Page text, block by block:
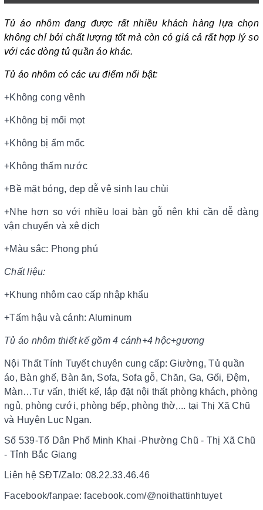
Tủ áo nhôm đang được rất nhiều khách hàng lựa chọn
không chỉ bởi chất lượng tốt mà còn có giá cả rất hợp lý so
với các dòng tủ quần áo khác.
Tủ áo nhôm có các ưu điểm nổi bật:
+Không cong vênh
+Không bị mối mọt
+Không bị ẩm mốc
+Không thấm nước
+Bề mặt bóng, đẹp dễ vệ sinh lau chùi
+Nhẹ hơn so với nhiều loại bàn gỗ nên khi cần dễ dàng
vận chuyển và xê dịch
+Màu sắc: Phong phú
Chất liệu:
+Khung nhôm cao cấp nhập khẩu
+Tấm hậu và cánh: Aluminum
Tủ áo nhôm thiết kế gồm 4 cánh+4 hộc+gương
Nội Thất Tính Tuyết chuyên cung cấp: Giường, Tủ quần
áo, Bàn ghế, Bàn ăn, Sofa, Sofa gỗ, Chăn, Ga, Gối, Đệm,
Màn…Tư vấn, thiết kế, lắp đặt nội thất phòng khách, phòng
ngủ, phòng cưới, phòng bếp, phòng thờ,... tại Thị Xã Chũ
và Huyện Lục Ngạn.
Số 539-Tổ Dân Phố Minh Khai -Phường Chũ - Thị Xã Chũ
- Tỉnh Bắc Giang
Liên hệ SĐT/Zalo: 08.22.33.46.46
Facebook/fanpae: facebook.com/@noithattinhtuyet